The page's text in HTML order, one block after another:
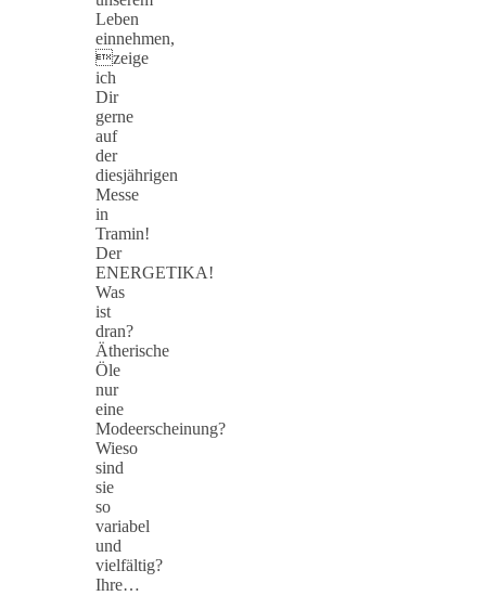
Leben
einnehmen,
zeige
ich
Dir
gerne
auf
der
diesjährigen
Messe
in
Tramin!
Der
ENERGETIKA!
Was
ist
dran?
Ätherische
Öle
nur
eine
Modeerscheinung?
Wieso
sind
sie
so
variabel
und
vielfältig?
Ihre…